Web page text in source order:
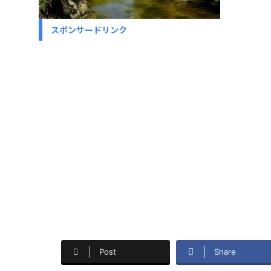
スポンサードリンク
Post Share